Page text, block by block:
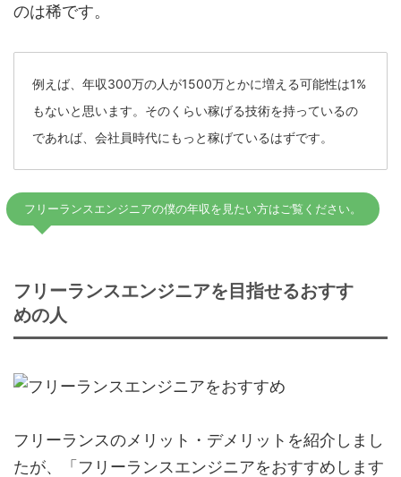
のは稀です。
例えば、年収300万の人が1500万とかに増える可能性は1%
もないと思います。そのくらい稼げる技術を持っているの
であれば、会社員時代にもっと稼げているはずです。
フリーランスエンジニアの僕の年収を見たい方はご覧ください。
フリーランスエンジニアを目指せるおすす
めの人
フリーランスのメリット・デメリットを紹介しまし
たが、「フリーランスエンジニアをおすすめします